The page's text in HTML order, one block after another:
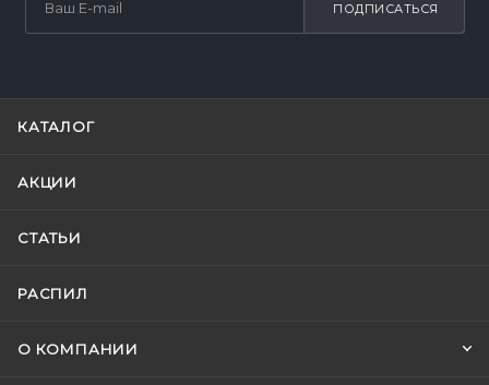
ПОДПИСАТЬСЯ
КАТАЛОГ
АКЦИИ
СТАТЬИ
РАСПИЛ
О КОМПАНИИ